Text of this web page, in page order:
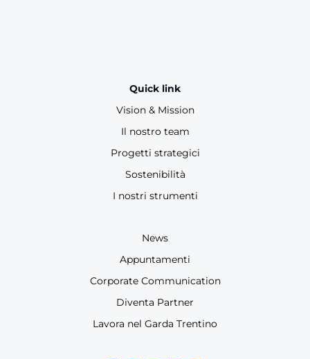
Quick link
Vision & Mission
Il nostro team
Progetti strategici
Sostenibilità
I nostri strumenti
News
Appuntamenti
Corporate Communication
Diventa Partner
Lavora nel Garda Trentino